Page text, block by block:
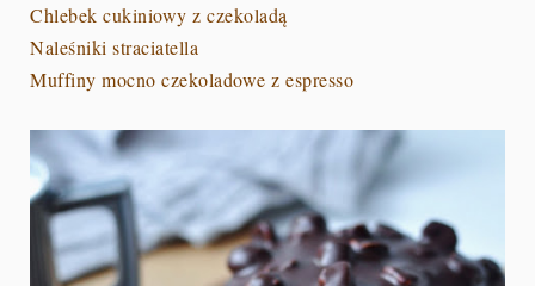
Chlebek cukiniowy z czekoladą
Naleśniki straciatella
Muffiny mocno czekoladowe z espresso